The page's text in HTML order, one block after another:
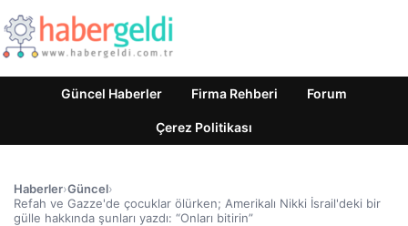
Güncel Haberler Firma Rehberi Forum
Çerez Politikası
Haberler›Güncel›
Refah ve Gazze'de çocuklar ölürken; Amerikalı Nikki İsrail'deki bir
gülle hakkında şunları yazdı: “Onları bitirin”